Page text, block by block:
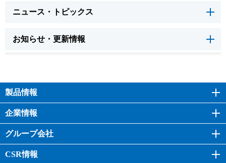
ニュース・トピックス
お知らせ・更新情報
製品情報
企業情報
グループ会社
CSR情報